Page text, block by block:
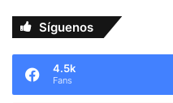
Síguenos
4.5k
Fans